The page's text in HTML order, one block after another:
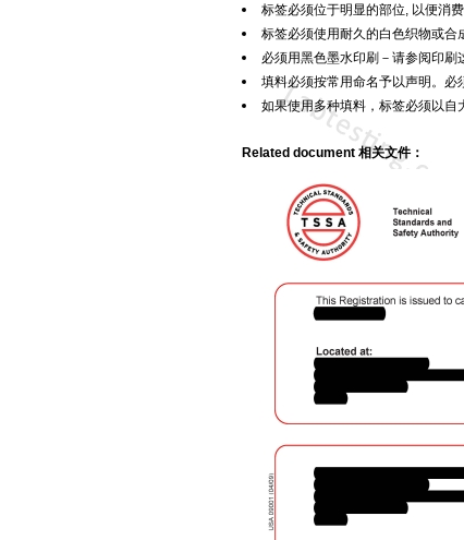
标签必须位于明显的部位, 以便消
标签必须使用耐久的白色织物或合
必须用黑色墨水印刷－请参阅印刷
填料必须按常用命名予以声明。必
如果使用多种填料，标签必须以自
Related document 相关文件：